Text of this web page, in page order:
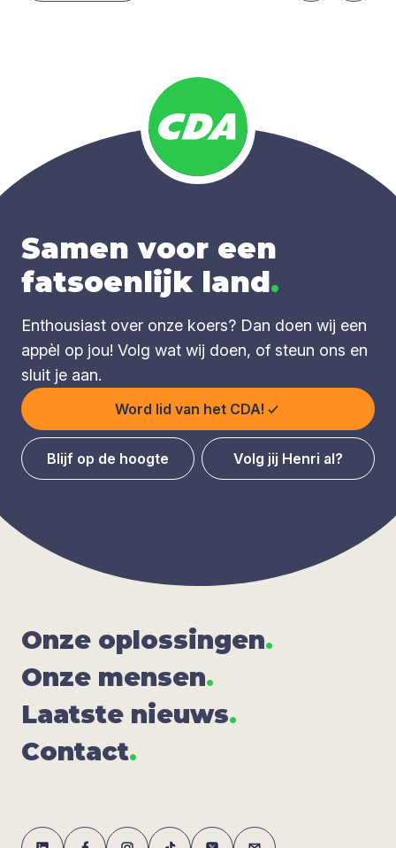
Samen voor een
fatsoenlijk land.
Enthousiast over onze koers? Dan doen wij een
appèl op jou! Volg wat wij doen, of steun ons en
sluit je aan.
Word lid van het CDA!
Blijf op de hoogte Volg jij Henri al?
Onze oplos­sin­gen.
Onze men­sen.
Laat­ste nieuws.
Con­tact.